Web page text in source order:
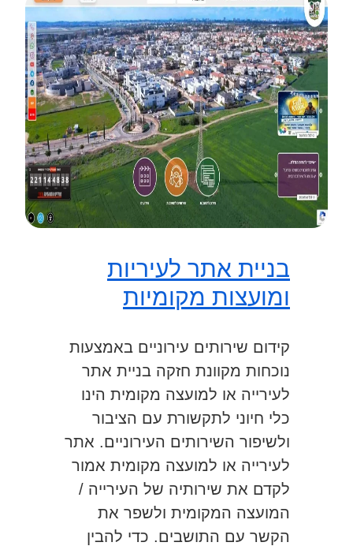
בניית אתר לעיריות
ומועצות מקומיות
קידום שירותים עירוניים באמצעות
נוכחות מקוונת חזקה בניית אתר
לעירייה או למועצה מקומית הינו
כלי חיוני לתקשורת עם הציבור
ולשיפור השירותים העירוניים. אתר
לעירייה או למועצה מקומית אמור
לקדם את שירותיה של העירייה /
המועצה המקומית ולשפר את
הקשר עם התושבים. כדי להבין